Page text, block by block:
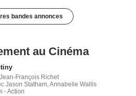
bandes annonces
au Cinéma
François Richet
Jason Statham, Annabelle Wallis
- Action